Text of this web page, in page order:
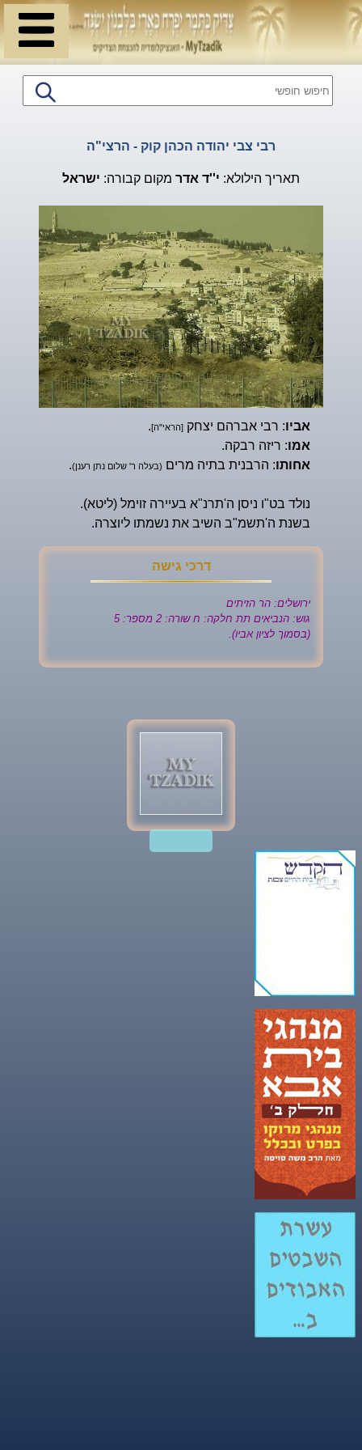
רבי צבי יהודה הכהן קוק - הרצי"ה
תאריך הילולא: י''ד אדר מקום קבורה: ישראל
אביו: רבי אברהם יצחק [הראי"ה].
אמו: ריזה רבקה.
אחותו: הרבנית בתיה מרים (בעלה ר' שלום נתן רענן).
נולד בט"ו ניסן ה'תרנ"א בעיירה זוימל (ליטא).
בשנת ה'תשמ"ב השיב את נשמתו ליוצרה.
דרכי גישה
ירושלים: הר הזיתים
גוש: הנביאים תת חלקה: ח שורה: 2 מספר: 5
(בסמוך לציון אביו).